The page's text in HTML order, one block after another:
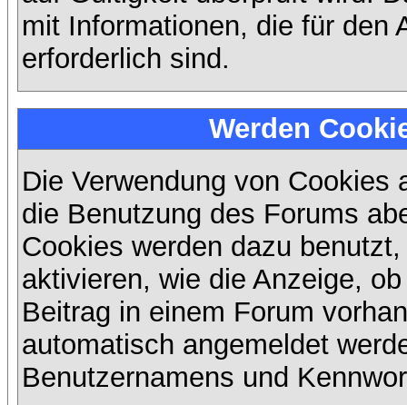
mit Informationen, die für den
erforderlich sind.
Werden
Die Verwendung von
die Benutzung des Forums
Cookies werden dazu
aktivieren, wie die Anzeige,
Beitrag in einem Forum
automatisch angemeldet
Benutzernamens und